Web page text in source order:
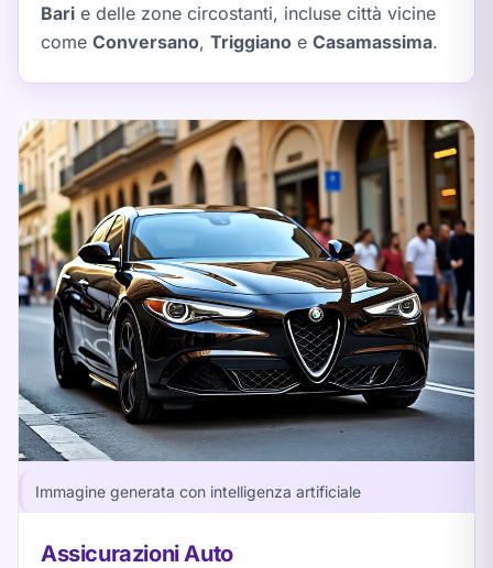
Bari e delle zone circostanti, incluse città vicine
come Conversano, Triggiano e Casamassima.
Immagine generata con intelligenza artificiale
Assicurazioni Auto